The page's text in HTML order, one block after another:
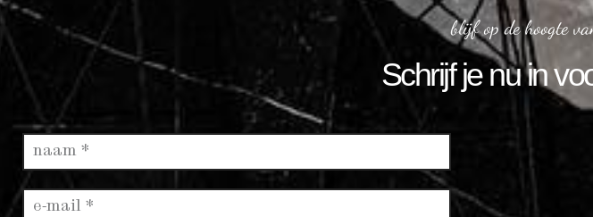
blijf op de hoogte
Schrijf je nu in